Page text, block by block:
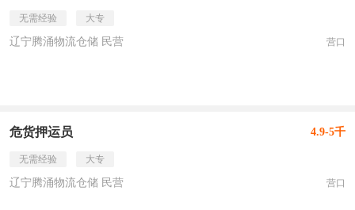
无需经验 大专
辽宁腾涌物流仓储 民营 营口
危货押运员 4.9-5千
无需经验 大专
辽宁腾涌物流仓储 民营 营口